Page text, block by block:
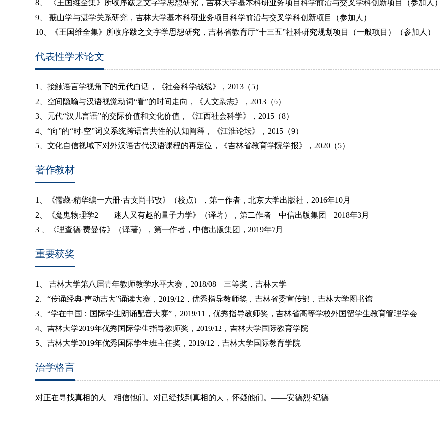
8、 《王国维全集》所收序跋之文字学思想研究， 吉林大学基本科研业务项目科学前沿与交叉学科创新项目（参加人
9、 蕺山学与湛学关系研究，吉林大学基本科研业务项目科学前沿与交叉学科创新项目（参加人）
10
《王国维全集》所收序跋之文字学思想研究， 吉林省教育厅“十三五”社科研究规划项目（一般项目）（参加人）
代表性学术论文
1 、接触语言学视角下的元代白话，《社会科学战线》， 2013 （5）
2 、空间隐喻与汉语视觉动词“看”的时间走向，《人文杂志》， 2013 （6）
3 、元代“汉儿言语”的交际价值和文化价值 ，《江西社会科学》， 2015 （8）
4 、“向”的“时-空”词义系统跨语言共性的认知阐释，《江淮论坛》， 2015 （9）
5 、文化自信视域下对外汉语古代汉语课程的再定位，《吉林省教育学院学报》， 2020 （5）
著作教材
1 、《儒藏·精华编一六册·古文尚书攷》（校点），第一作者，北京大学出版社， 2016年10月
2 、《魔鬼物理学2——迷人又有趣的量子力学》（译著），第二作者，中信出版集团， 2018年3月
3
、《理查德·费曼传》（译著），第一作者，中信出版集团， 2019年7月
重要获奖
1、 吉林大学第八届青年教师教学水平大赛， 2018/08 ，三等奖，吉林大学
2 、“传诵经典·声动吉大”诵读大赛， 2019/12 ，优秀指导教师奖，吉林省委宣传部，吉林大学图书馆
3 、“学在中国：国际学生朗诵配音大赛”， 2019/11 ，优秀指导教师奖，吉林省高等学校外国留学生教育管理学会
4
吉林大学2019年优秀国际学生指导教师奖， 2019/12 ，吉林大学国际教育学院
5 、吉林大学2019年优秀国际学生班主任奖， 2019/12 ，吉林大学国际教育学院
治学格言
对正在寻找真相的人，相信他们。对已经找到真相的人，怀疑他们。——安德烈·纪德